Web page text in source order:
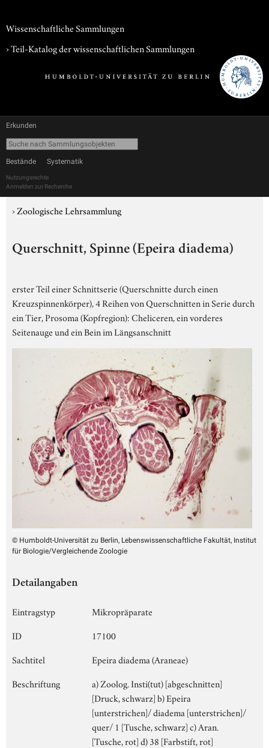
Wissenschaftliche Sammlungen
› Teil-Katalog der wissenschaftlichen Sammlungen
Erkunden
Bestände Systematik
Nutzungsrechte
Anmelden zur Recherche
›Zoologische Lehrsammlung
Querschnitt, Spinne (Epeira diadema)
erster Teil einer Schnittserie (Querschnitte durch einen
Kreuzspinnenkörper), 4 Reihen von Querschnitten in Serie durch
ein Tier, Prosoma (Kopfregion): Cheliceren, ein vorderes
Seitenauge und ein Bein im Längsanschnitt
© Humboldt-Universität zu Berlin, Lebenswissenschaftliche Fakultät, Institut
für Biologie/Vergleichende Zoologie
Detailangaben
Eintragstyp
Mikropräparate
ID
17100
Sachtitel
Epeira diadema (Araneae)
Beschriftung
a) Zoolog. Insti(tut) [abgeschnitten]
[Druck, schwarz] b) Epeira
[unterstrichen]/ diadema [unterstrichen]/
quer/ 1 [Tusche, schwarz] c) Aran.
[Tusche, rot] d) 38 [Farbstift, rot]